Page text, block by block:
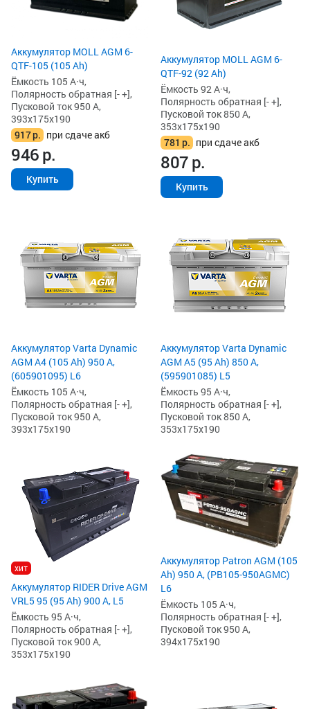
Аккумулятор MOLL AGM 6-
QTF-105 (105 Ah)
Ёмкость 105 А·ч,
Полярность обратная [- +],
Пусковой ток 950 А,
393x175x190
917р. при сдаче акб
946р.
Купить
Аккумулятор MOLL AGM 6-
QTF-92 (92 Ah)
Ёмкость 92 А·ч,
Полярность обратная [- +],
Пусковой ток 850 А,
353x175x190
781 р. при сдаче акб
807р.
Купить
Аккумулятор Varta Dynamic
AGM A4 (105 Ah) 950 А,
(605901095) L6
Ёмкость 105 А·ч,
Полярность обратная [- +],
Пусковой ток 950 А,
393x175x190
Аккумулятор Varta Dynamic
AGM A5 (95 Ah) 850 А,
(595901085) L5
Ёмкость 95 А·ч,
Полярность обратная [- +],
Пусковой ток 850 А,
353x175x190
хит
Аккумулятор RIDER Drive AGM
VRL5 95 (95 Ah) 900 А, L5
Ёмкость 95 А·ч,
Полярность обратная [- +],
Пусковой ток 900 А,
353x175x190
Аккумулятор Patron AGM (105
Ah) 950 А, (PB105-950AGMC)
L6
Ёмкость 105 А·ч,
Полярность обратная [- +],
Пусковой ток 950 А,
394x175x190